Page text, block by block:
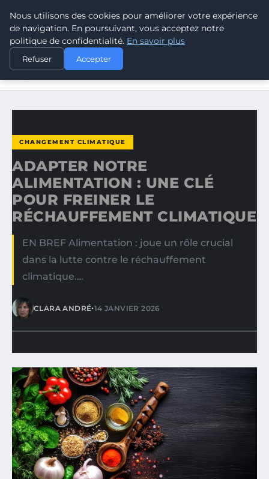
CLIMATE RESPONSE BLOG
ACCUEIL
CHANGEMENT CLIMATIQUE
ADAPTER NOTRE ALIMENTATION : UNE CLÉ POUR FREINER
CHANGEMENT CLIMATIQUE
ADAPTER NOTRE
ALIMENTATION : UNE CLÉ
POUR FREINER LE
RÉCHAUFFEMENT CLIMATIQUE
EN BREF Alimentation : joue un rôle crucial
dans la lutte contre le réchauffement
climatique.…
CLARA ANDRÉ•14 JANVIER 2026
Nous utilisons des cookies pour améliorer votre expérience
de navigation. En poursuivant, vous acceptez notre
politique de confidentialité. En savoir plus
Refuser Accepter